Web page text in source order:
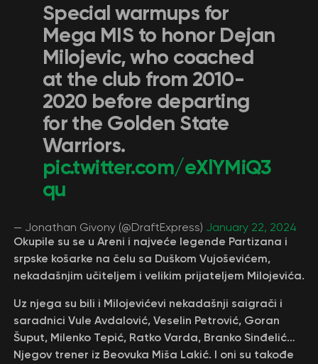
Special warmups for
Mega MIS to honor Dejan
Milojevic, who coached
at the club from 2010-
2020 before departing
for the Golden State
Warriors.
pic.twitter.com/eXlYMiQ3
qu
— Jonathan Givony (@DraftExpress) January 22, 2024
Okupile su se u Areni i najveće legende Partizana i
srpske košarke na čelu sa Duškom Vujoševićem,
nekadašnjim učiteljem i velikim prijateljem Milojevića.
Uz njega su bili i Milojevićevi nekadašnji saigrači i
saradnici Vule Avdalović, Veselin Petrović, Goran
Šuput, Milenko Tepić, Ratko Varda, Branko Sinđelić…
Njegov trener iz Beovuka Miša Lakić. I oni su takođe